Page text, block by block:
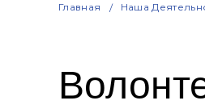
Главная Наша